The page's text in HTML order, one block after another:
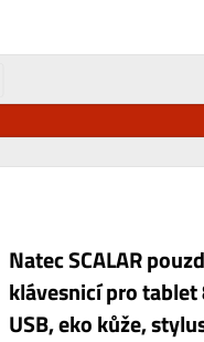
Natec SCALAR
klávesnicí pro tablet
USB, eko kůže,